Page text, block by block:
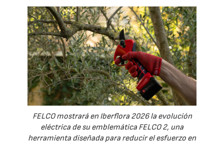
FELCO mostrará en Iberflora 2026 la evolución
eléctrica de su emblemática FELCO 2, una
herramienta diseñada para reducir el esfuerzo en